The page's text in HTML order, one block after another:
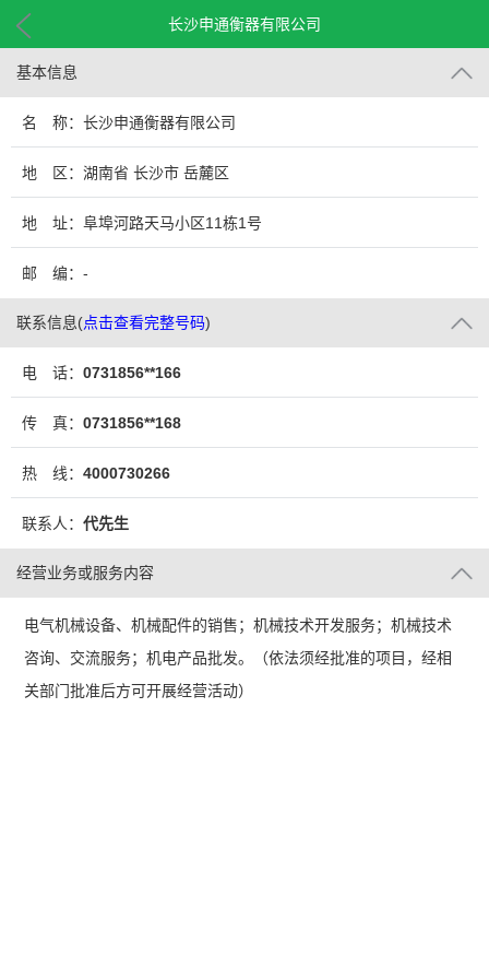
长沙申通衡器有限公司
基本信息
名 称：长沙申通衡器有限公司
地 区：湖南省 长沙市 岳麓区
地 址：阜埠河路天马小区11栋1号
邮 编：-
联系信息(点击查看完整号码)
电 话： 0731856**166
传 真： 0731856**168
热 线： 4000730266
联系人： 代先生
经营业务或服务内容
电气机械设备、机械配件的销售；机械技术开发服务；机械技术
咨询、交流服务；机电产品批发。（依法须经批准的项目，经相
关部门批准后方可开展经营活动）